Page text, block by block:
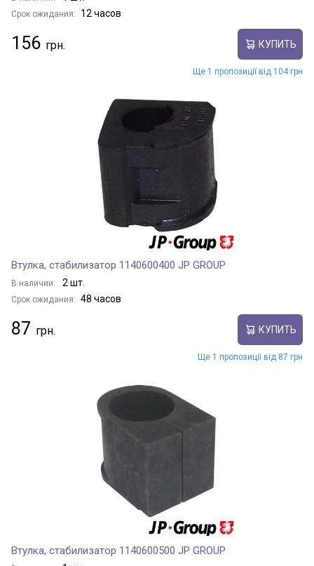
Срок ожидания: 12 часов
156 КУПИТЬ
Ще 1 пропозиції від 104 грн
Втулка, стабилизатор 1140600400 JP GROUP
В наличии: 2 шт.
Срок ожидания: 48 часов
87 КУПИТЬ
Ще 1 пропозиції від 87 грн
Втулка, стабилизатор 1140600500 JP GROUP